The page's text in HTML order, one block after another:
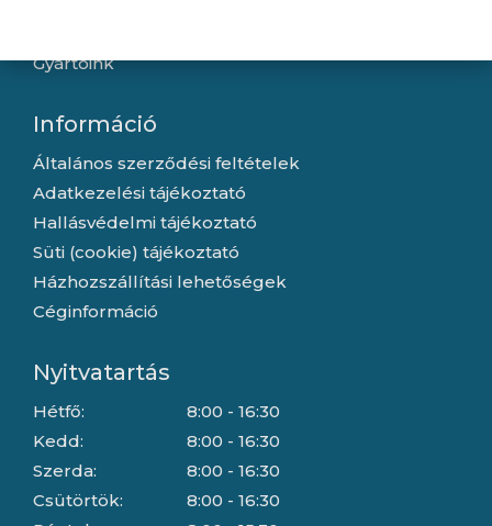
Gyártóink
Információ
Általános szerződési feltételek
Adatkezelési tájékoztató
Hallásvédelmi tájékoztató
Süti (cookie) tájékoztató
Házhozszállítási lehetőségek
Céginformáció
Nyitvatartás
Hétfő:
Kedd:
Szerda:
Csütörtök:
8:00 - 16:30
8:00 - 16:30
8:00 - 16:30
8:00 - 16:30